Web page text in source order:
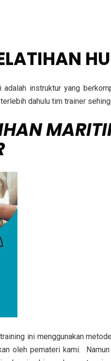
adalah instruktur yang
dahulu tim trainer
ini menggunakan
oleh pemateri kami.